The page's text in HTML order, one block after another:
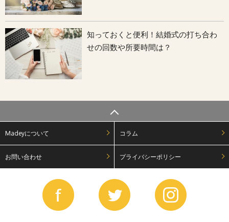
知っておくと便利！結婚式の打ち合わ
せの回数や所要時間は？
Madeyについて コラム
お問い合わせ プライバシーポリシー